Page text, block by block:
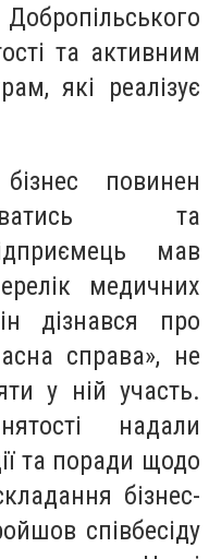
та активним
які реалізує
повинен
та
мав
медичних
дізнався про
справа», не
у ній участь.
надали
та поради щодо
бізнес-
співбесіду